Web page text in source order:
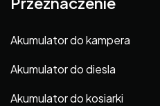
Akumulator do kampera
Akumulator do diesla
Akumulator do kosiarki